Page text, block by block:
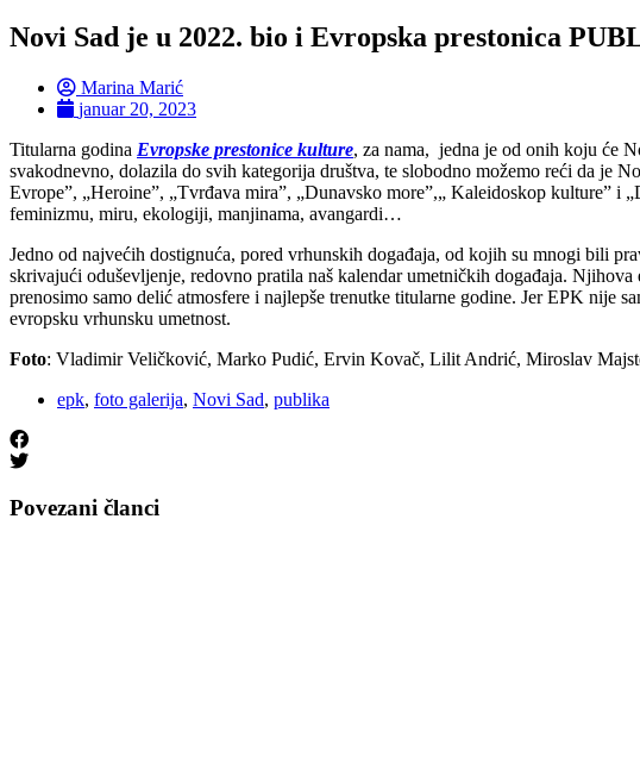
Novi Sad je u 2022. bio i Evropska prestonica
Marina Marić
januar 20, 2023
Titularna godina Evropske prestonice kulture, za nama, jedna je od onih koju će
svakodnevno, dolazila do svih kategorija društva, te slobodno možemo reći da je
Evrope”, „Heroine”, „Tvrđava mira”, „Dunavsko more”,„ Kaleidoskop kulture”
feminizmu, miru, ekologiji, manjinama, avangardi…
Jedno od najvećih dostignuća, pored vrhunskih događaja, od kojih su mnogi bili
skrivajući oduševljenje, redovno pratila naš kalendar umetničkih događaja.
prenosimo samo delić atmosfere i najlepše trenutke titularne godine. Jer EPK nije
evropsku vrhunsku umetnost.
Foto: Vladimir Veličković, Marko Pudić, Ervin Kovač, Lilit Andrić, Miroslav
epk, foto galerija, Novi Sad, publika
Povezani članci